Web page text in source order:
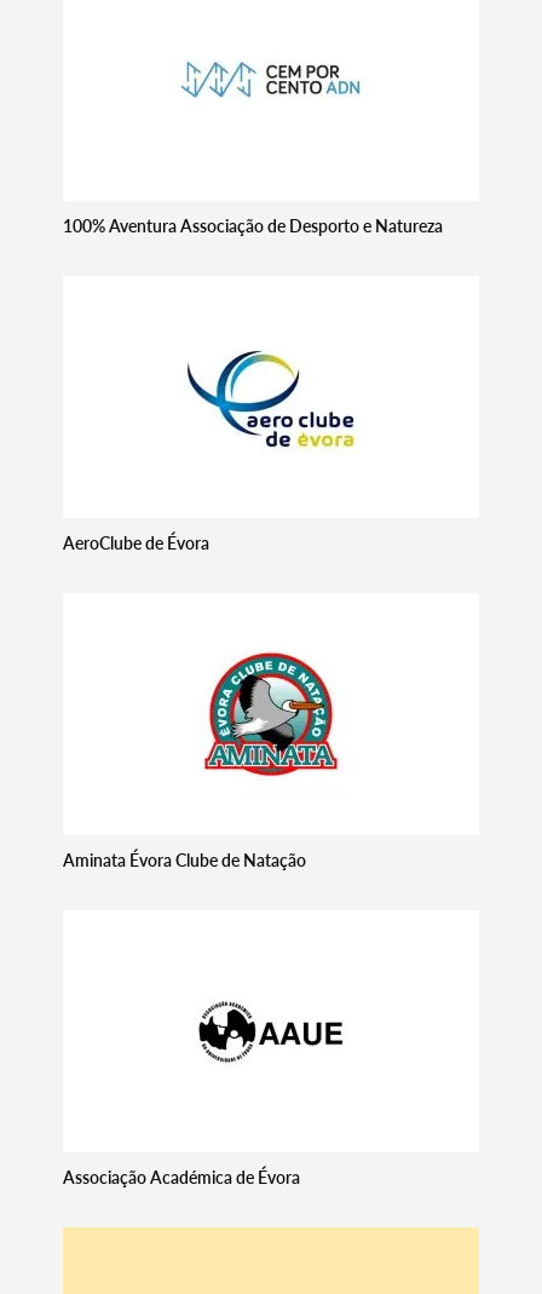
100% Aventura Associação de Desporto e Natureza
AeroClube de Évora
Aminata Évora Clube de Natação
Associação Académica de Évora